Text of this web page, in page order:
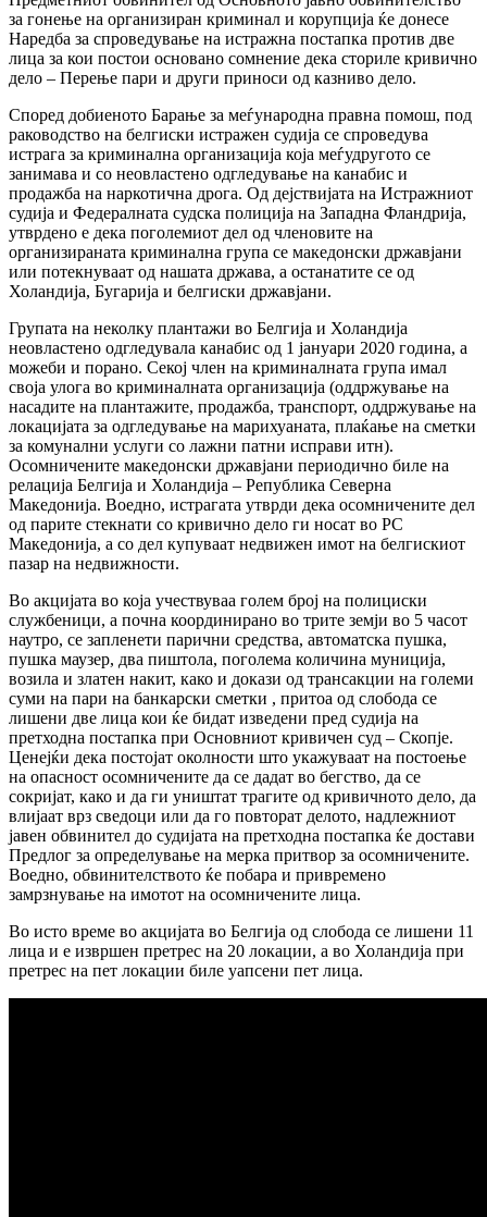
за гонење на организиран криминал и корупција ќе донесе
Наредба за спроведување на истражна постапка против две
лица за кои постои основано сомнение дека сториле кривично
дело – Перење пари и други приноси од казниво дело.
Според добиеното Барање за меѓународна правна помош, под
раководство на белгиски истражен судија се спроведува
истрага за криминална организација која меѓудругото се
занимава и со неовластено одгледување на канабис и
продажба на наркотична дрога. Од дејствијата на Истражниот
судија и Федералната судска полиција на Западна Фландрија,
утврдено е дека поголемиот дел од членовите на
организираната криминална група се македонски државјани
или потекнуваат од нашата држава, а останатите се од
Холандија, Бугарија и белгиски државјани.
Групата на неколку плантажи во Белгија и Холандија
неовластено одгледувала канабис од 1 јануари 2020 година, а
можеби и порано. Секој член на криминалната група имал
своја улога во криминалната организација (оддржување на
насадите на плантажите, продажба, транспорт, оддржување на
локацијата за одгледување на марихуаната, плаќање на сметки
за комунални услуги со лажни патни исправи итн).
Осомничените македонски државјани периодично биле на
релација Белгија и Холандија – Република Северна
Македонија. Воедно, истрагата утврди дека осомничените дел
од парите стекнати со кривично дело ги носат во РС
Македонија, а со дел купуваат недвижен имот на белгискиот
пазар на недвижности.
Во акцијата во која учествуваа голем број на полициски
службеници, а почна координирано во трите земји во 5 часот
наутро, се запленети парични средства, автоматска пушка,
пушка маузер, два пиштола, поголема количина муниција,
возила и златен накит, како и докази од трансакции на големи
суми на пари на банкарски сметки , притоа од слобода се
лишени две лица кои ќе бидат изведени пред судија на
претходна постапка при Основниот кривичен суд – Скопје.
Ценејќи дека постојат околности што укажуваат на постоење
на опасност осомничените да се дадат во бегство, да се
сокријат, како и да ги уништат трагите од кривичното дело, да
влијаат врз сведоци или да го повторат делото, надлежниот
јавен обвинител до судијата на претходна постапка ќе достави
Предлог за определување на мерка притвор за осомничените.
Воедно, обвинителството ќе побара и привремено
замрзнување на имотот на осомничените лица.
Во исто време во акцијата во Белгија од слобода се лишени 11
лица и е извршен претрес на 20 локации, а во Холандија при
претрес на пет локации биле уапсени пет лица.